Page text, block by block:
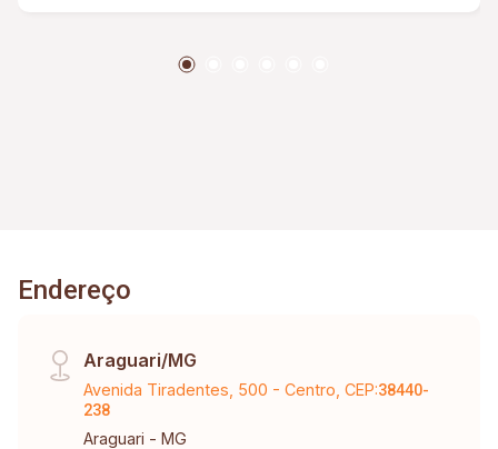
Endereço
Araguari/MG
Avenida Tiradentes, 500 - Centro, CEP:38440-
238
Araguari - MG